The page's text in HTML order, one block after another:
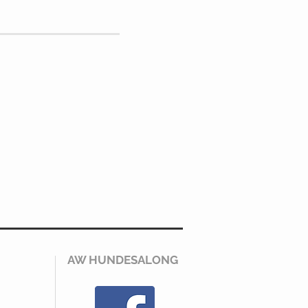
AW HUNDESALONG